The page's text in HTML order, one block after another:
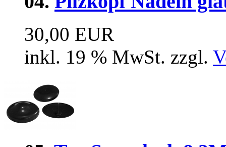
30,00 EUR
inkl. 19 % MwSt. zzgl.